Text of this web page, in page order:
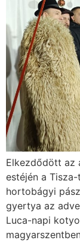
Elkezdődött az
estéjén a
hortobágyi
gyertya az
Luca-napi